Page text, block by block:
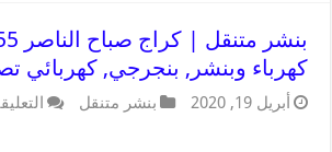
بنشر
كهرباء وبنشر, بنجرجي, كهربائي
أبريل 19, 2020 بنشر متنقل